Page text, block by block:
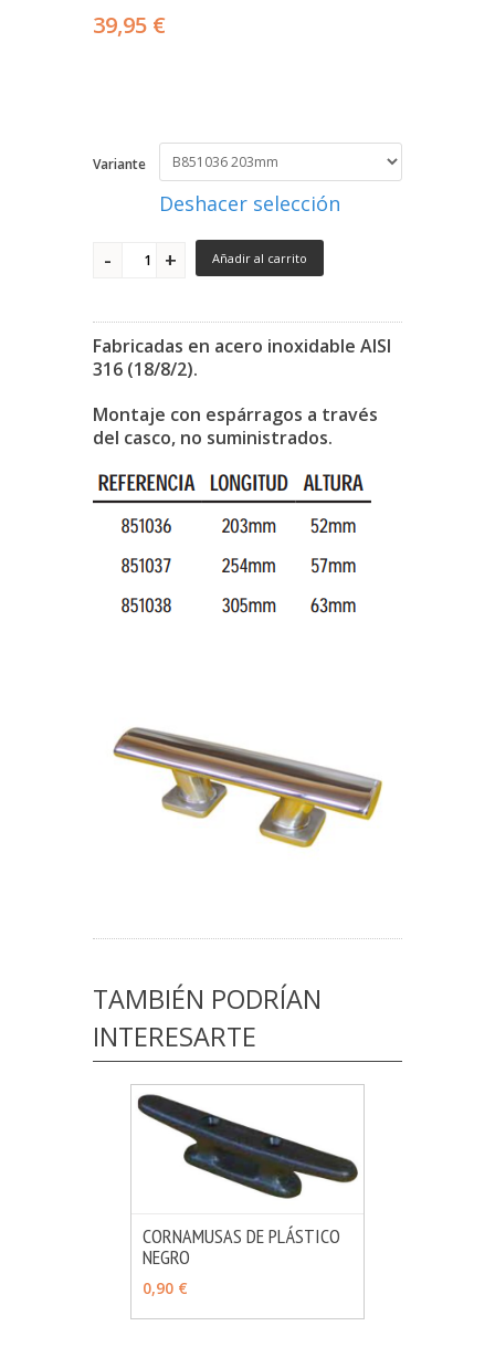
39,95 €
Variante
Deshacer selección
Añadir al carrito
Fabricadas en acero inoxidable AISI
316 (18/8/2).
Montaje con espárragos a través
del casco, no suministrados.
TAMBIÉN PODRÍAN
INTERESARTE
VER OPCIONES
CORNAMUSAS DE PLÁSTICO
NEGRO
0,90 €